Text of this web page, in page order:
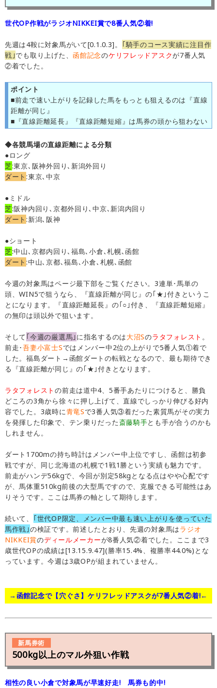
世代OP作戦がラジオNIKKEI賞で8番人気②着!
先週は4鞍に対象馬がいて[0.1.0.3]。
｢騎手のコース実績に注目作
戦｣でも取り上げた、函館記念のケリフレッドアスクが7番人気
②着でした。
ポイント
■前走で速い上がりを記録した馬をもっとも狙えるのは『直線
距離が同じ』
■『直線距離延長』『直線距離短縮』は馬券の頭から狙わない
◆各競馬場の直線距離による分類
●ロング
芝:東京､阪神外回り､新潟外回り
ダート:東京､中京
●ミドル
芝:阪神内回り､京都外回り､中京､新潟内回り
ダート:新潟､阪神
●ショート
芝:中山､京都内回り､福島､小倉､札幌､函館
ダート:中山､京都､福島､小倉､札幌､函館
今週の対象馬はページ最下部をご覧ください。3連単･馬単の
頭、WIN5で狙うなら、『直線距離が同じ』の｢★｣付きというこ
とになります。『直線距離延長』の｢○｣付き、『直線距離短縮』
の無印は頭以外で狙います。
そして ｢今週の厳選馬｣ に指名するのは大沼Sのラタフォレスト 。
前走･吾妻小富士Sではメンバー中2位の上がりで5番人気①着で
した。福島ダート→函館ダートの転戦となるので、最も期待でき
る『直線距離が同じ』の｢★｣付きとなります。
ラタフォレストの前走は道中4、5番手あたりにつけると、勝負
どころの3角から徐々に押し上げて、直線でしっかり伸びる好内
容でした。3歳時に青竜Sで3番人気③着だった素質馬がその実力
を発揮した印象で、テン乗りだった斎藤騎手とも手が合うのかも
しれません。
ダート1700mの持ち時計はメンバー中上位ですし、函館は初参
戦ですが、同じ北海道の札幌で1戦1勝という実績も魅力です。
前走がハンデ56kgで、今回が別定58kgとなる点はやや心配です
が、馬体重510kg前後の大型馬ですので、克服できる可能性はあ
りそうです。ここは馬券の軸として期待します。
続いて、
｢世代OP限定、メンバー中最も速い上がりを使っていた
馬作戦｣の検証です。前述したとおり、先週の対象馬はラジオ
NIKKEI賞のディールメーカーが8番人気②着でした。ここまで3
歳世代OPの成績は[13.15.9.47](勝率15.4%、複勝率44.0%)とな
っています。今週は3歳OPが組まれていません。
→函館記念で【穴ぐさ】ケリフレッドアスクが7番人気②着!←
新馬券術
500kg以上のマル外狙い作戦
相性の良い小倉で対象馬が早速好走! 馬券も的中!